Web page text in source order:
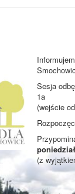
Sesja
1a
(wejście
(z